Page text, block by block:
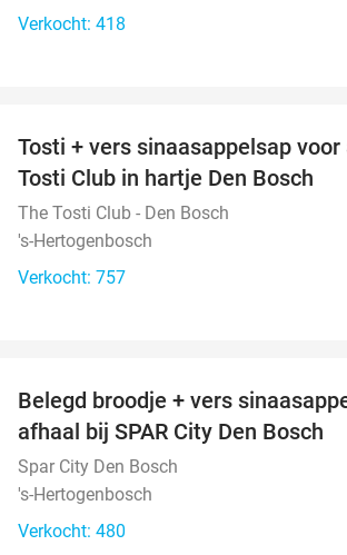
Verkocht: 418
Tosti + vers sinaasappelsap
Tosti Club in hartje Den Bosch
The Tosti Club - Den Bosch
's-Hertogenbosch
Verkocht: 757
Belegd broodje + vers
afhaal bij SPAR City Den Bosch
Spar City Den Bosch
's-Hertogenbosch
Verkocht: 480